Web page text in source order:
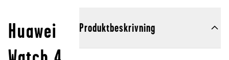
Huawei
Produktbeskrivning